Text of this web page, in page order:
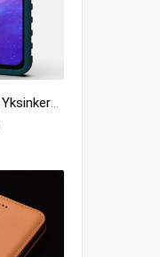
Motorola One Hyper Kuoret Yksinkertainen Puhelimen Vihreä Pehmeä Neste Kuori Verkossa